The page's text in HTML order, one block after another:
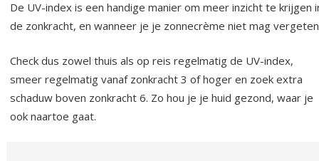
De UV-index is een handige manier om meer inzicht te krijgen
de zonkracht, en wanneer je je zonnecrème niet mag
Check dus zowel thuis als op reis regelmatig de UV-index,
smeer regelmatig vanaf zonkracht 3 of hoger en zoek extra
schaduw boven zonkracht 6. Zo hou je je huid gezond, waar je
ook naartoe gaat.